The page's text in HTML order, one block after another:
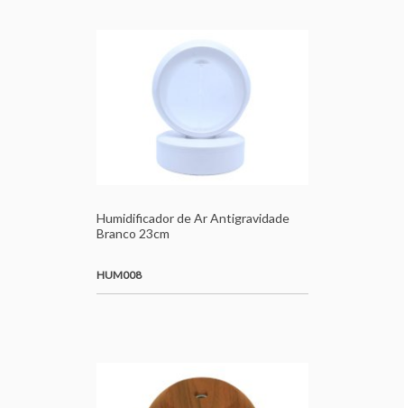
Humidificador de Ar Antigravidade
Branco 23cm
HUM008